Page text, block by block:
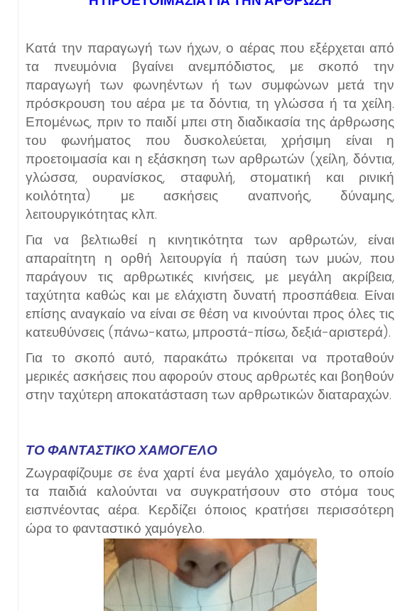
Κατά την παραγωγή των ήχων, ο αέρας που εξέρχεται από
τα πνευμόνια βγαίνει ανεμπόδιστος, με σκοπό την
παραγωγή των φωνηέντων ή των συμφώνων μετά την
πρόσκρουση του αέρα με τα δόντια, τη γλώσσα ή τα χείλη.
Επομένως, πριν το παιδί μπει στη διαδικασία της άρθρωσης
του φωνήματος που δυσκολεύεται, χρήσιμη είναι η
προετοιμασία και η εξάσκηση των αρθρωτών (χείλη, δόντια,
γλώσσα, ουρανίσκος, σταφυλή, στοματική και ρινική
κοιλότητα) με ασκήσεις αναπνοής, δύναμης,
λειτουργικότητας κλπ.
Για να βελτιωθεί η κινητικότητα των αρθρωτών, είναι
απαραίτητη η ορθή λειτουργία ή παύση των μυών, που
παράγουν τις αρθρωτικές κινήσεις, με μεγάλη ακρίβεια,
ταχύτητα καθώς και με ελάχιστη δυνατή προσπάθεια. Είναι
επίσης αναγκαίο να είναι σε θέση να κινούνται προς όλες τις
κατευθύνσεις (πάνω-κατω, μπροστά-πίσω, δεξιά-αριστερά).
Για το σκοπό αυτό, παρακάτω πρόκειται να προταθούν
μερικές ασκήσεις που αφορούν στους αρθρωτές και βοηθούν
στην ταχύτερη αποκατάσταση των αρθρωτικών διαταραχών.
ΤΟ ΦΑΝΤΑΣΤΙΚΌ ΧΑΜΌΓΕΛΟ
Ζωγραφίζουμε σε ένα χαρτί ένα μεγάλο χαμόγελο, το οποίο
τα παιδιά καλούνται να συγκρατήσουν στο στόμα τους
εισπνέοντας αέρα. Κερδίζει όποιος κρατήσει περισσότερη
ώρα το φανταστικό χαμόγελο.